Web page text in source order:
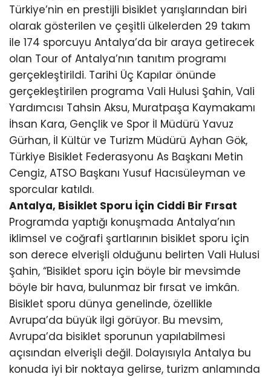
Türkiye’nin en prestijli bisiklet yarışlarından biri
olarak gösterilen ve çeşitli ülkelerden 29 takım
ile 174 sporcuyu Antalya’da bir araya getirecek
olan Tour of Antalya’nın tanıtım programı
gerçekleştirildi. Tarihi Üç Kapılar önünde
gerçekleştirilen programa Vali Hulusi Şahin, Vali
Yardımcısı Tahsin Aksu, Muratpaşa Kaymakamı
İhsan Kara, Gençlik ve Spor İl Müdürü Yavuz
Gürhan, İl Kültür ve Turizm Müdürü Ayhan Gök,
Türkiye Bisiklet Federasyonu As Başkanı Metin
Cengiz, ATSO Başkanı Yusuf Hacısüleyman ve
sporcular katıldı.
Antalya, Bisiklet Sporu İçin Ciddi Bir Fırsat
Programda yaptığı konuşmada Antalya’nın
iklimsel ve coğrafi şartlarının bisiklet sporu için
son derece elverişli olduğunu belirten Vali Hulusi
Şahin, “Bisiklet sporu için böyle bir mevsimde
böyle bir hava, bulunmaz bir fırsat ve imkân.
Bisiklet sporu dünya genelinde, özellikle
Avrupa’da büyük ilgi görüyor. Bu mevsim,
Avrupa’da bisiklet sporunun yapılabilmesi
açısından elverişli değil. Dolayısıyla Antalya bu
konuda iyi bir noktaya gelirse, turizm anlamında